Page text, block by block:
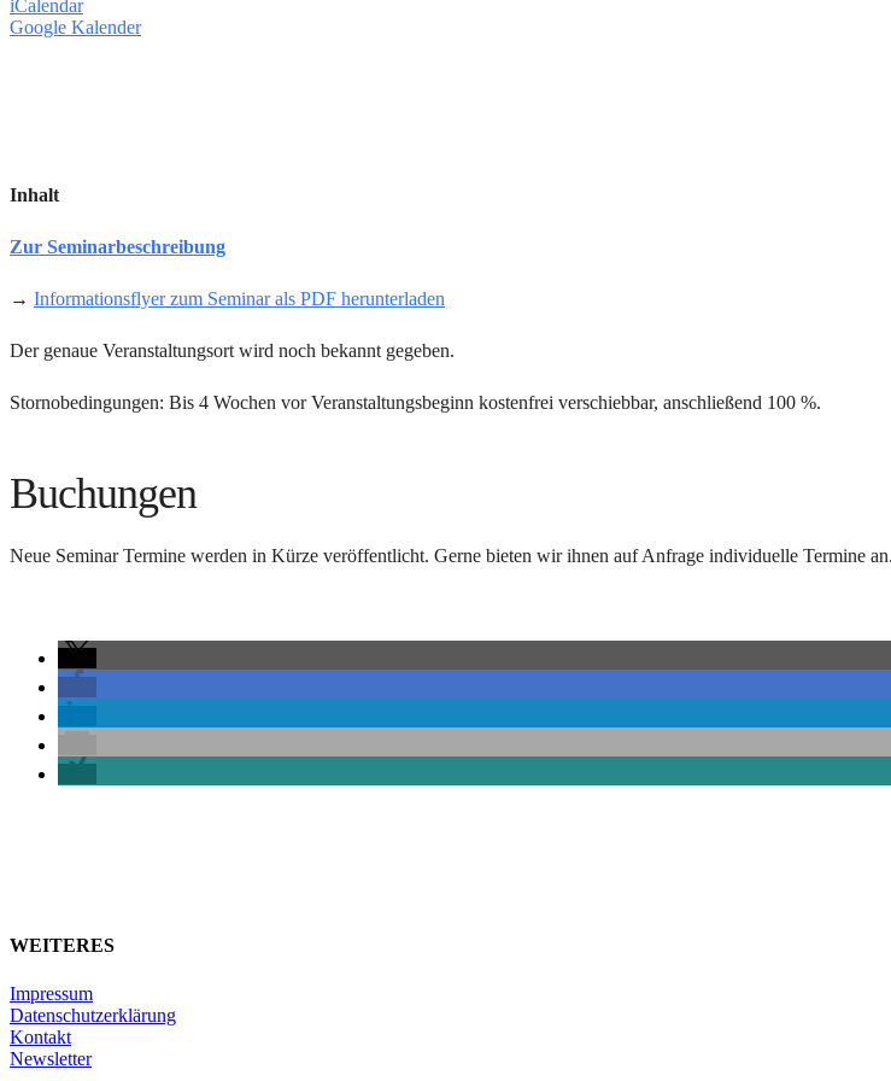
iCalendar
Google Kalender
Inhalt
Zur Seminarbeschreibung
→ Informationsflyer zum Seminar als PDF herunterladen
Der genaue Veranstaltungsort wird noch bekannt gegeben.
Stornobedingungen: Bis 4 Wochen vor Veranstaltungsbeginn kostenfrei verschiebbar, anschließend 100 %.
Buchungen
Neue Seminar Termine werden in Kürze veröffentlicht. Gerne bieten wir ihnen auf Anfrage individuelle Termine
WEITERES
Impressum
Datenschutzerklärung
Kontakt
Newsletter